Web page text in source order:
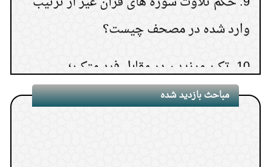
وارد شده در مصحف چیست؟
مباحث بازدید شده